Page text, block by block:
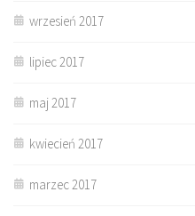
wrzesień 2017
lipiec 2017
maj 2017
kwiecień 2017
marzec 2017